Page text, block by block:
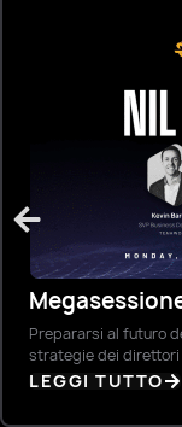
Prepararsi al futuro
strategie dei direttori
LEGGI TUTTO